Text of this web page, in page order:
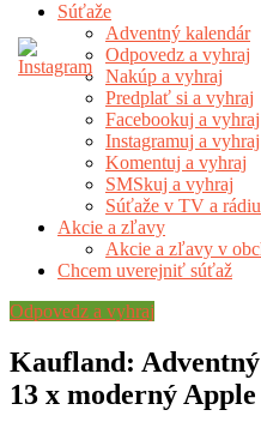
Súťaže
Adventný kalendár
Odpovedz a vyhraj
Nakúp a vyhraj
Predplať si a vyhraj
Facebookuj a vyhraj
Instagramuj a vyhraj
Komentuj a vyhraj
SMSkuj a vyhraj
Súťaže v TV a rádiu
Akcie a zľavy
Akcie a zľavy v
Chcem uverejniť súťaž
Odpovedz a vyhraj
Kaufland:
13 x moderný